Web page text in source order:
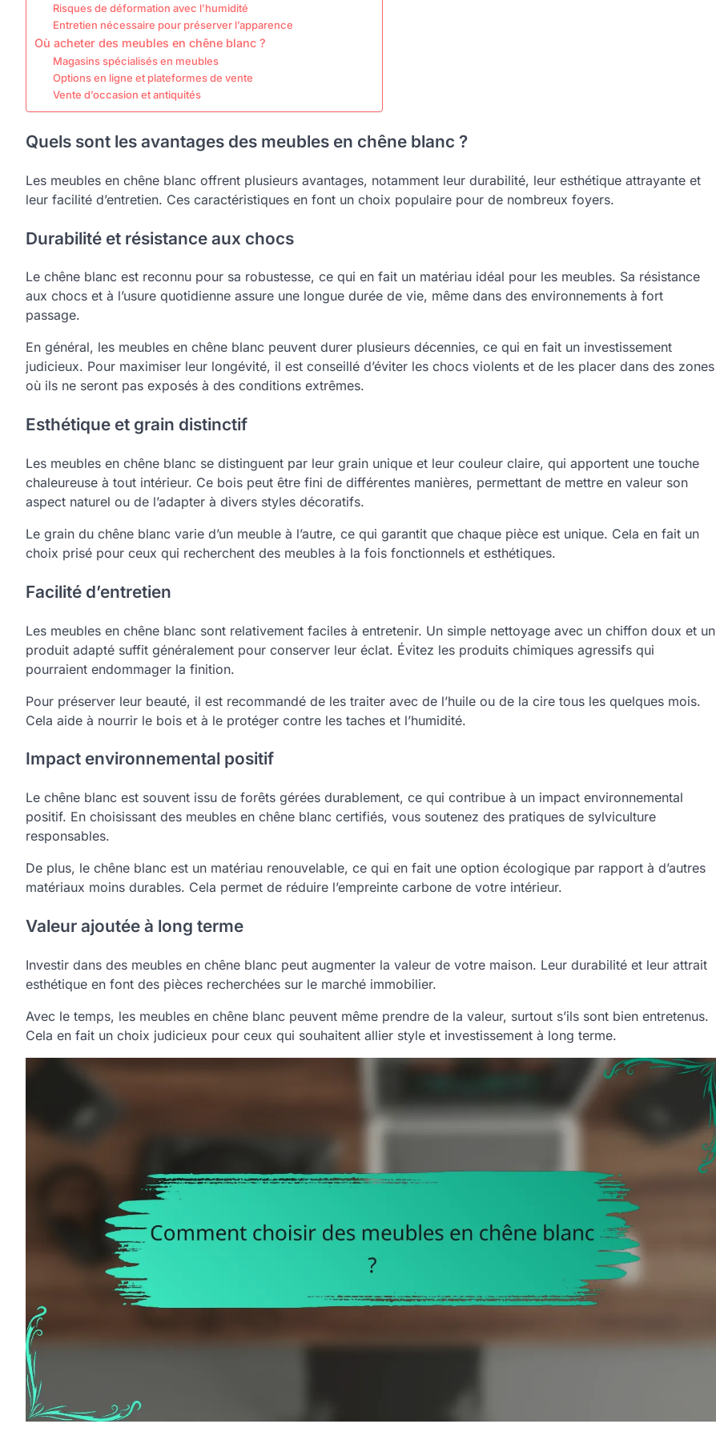
Risques de déformation avec l’humidité
Entretien nécessaire pour préserver l’apparence
Où acheter des meubles en chêne blanc ?
Magasins spécialisés en meubles
Options en ligne et plateformes de vente
Vente d’occasion et antiquités
Quels sont les avantages des meubles en chêne blanc ?
Les meubles en chêne blanc offrent plusieurs avantages, notamment leur durabilité, leur esthétique attrayante et
leur facilité d’entretien. Ces caractéristiques en font un choix populaire pour de nombreux foyers.
Durabilité et résistance aux chocs
Le chêne blanc est reconnu pour sa robustesse, ce qui en fait un matériau idéal pour les meubles. Sa résistance
aux chocs et à l’usure quotidienne assure une longue durée de vie, même dans des environnements à fort
passage.
En général, les meubles en chêne blanc peuvent durer plusieurs décennies, ce qui en fait un investissement
judicieux. Pour maximiser leur longévité, il est conseillé d’éviter les chocs violents et de les placer dans des zones
où ils ne seront pas exposés à des conditions extrêmes.
Esthétique et grain distinctif
Les meubles en chêne blanc se distinguent par leur grain unique et leur couleur claire, qui apportent une touche
chaleureuse à tout intérieur. Ce bois peut être fini de différentes manières, permettant de mettre en valeur son
aspect naturel ou de l’adapter à divers styles décoratifs.
Le grain du chêne blanc varie d’un meuble à l’autre, ce qui garantit que chaque pièce est unique. Cela en fait un
choix prisé pour ceux qui recherchent des meubles à la fois fonctionnels et esthétiques.
Facilité d’entretien
Les meubles en chêne blanc sont relativement faciles à entretenir. Un simple nettoyage avec un chiffon doux et un
produit adapté suffit généralement pour conserver leur éclat. Évitez les produits chimiques agressifs qui
pourraient endommager la finition.
Pour préserver leur beauté, il est recommandé de les traiter avec de l’huile ou de la cire tous les quelques mois.
Cela aide à nourrir le bois et à le protéger contre les taches et l’humidité.
Impact environnemental positif
Le chêne blanc est souvent issu de forêts gérées durablement, ce qui contribue à un impact environnemental
positif. En choisissant des meubles en chêne blanc certifiés, vous soutenez des pratiques de sylviculture
responsables.
De plus, le chêne blanc est un matériau renouvelable, ce qui en fait une option écologique par rapport à d’autres
matériaux moins durables. Cela permet de réduire l’empreinte carbone de votre intérieur.
Valeur ajoutée à long terme
Investir dans des meubles en chêne blanc peut augmenter la valeur de votre maison. Leur durabilité et leur attrait
esthétique en font des pièces recherchées sur le marché immobilier.
Avec le temps, les meubles en chêne blanc peuvent même prendre de la valeur, surtout s’ils sont bien entretenus.
Cela en fait un choix judicieux pour ceux qui souhaitent allier style et investissement à long terme.